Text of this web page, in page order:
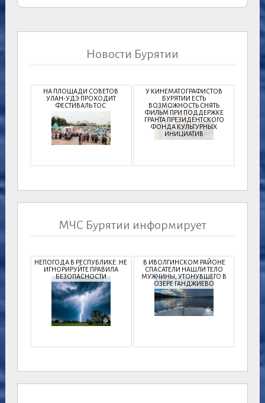
Новости Бурятии
НА ПЛОЩАДИ СОВЕТОВ
УЛАН-УДЭ ПРОХОДИТ
ФЕСТИВАЛЬ ТОС
У КИНЕМАТОГРАФИСТОВ
БУРЯТИИ ЕСТЬ
ВОЗМОЖНОСТЬ СНЯТЬ
ФИЛЬМ ПРИ ПОДДЕРЖКЕ
ГРАНТА ПРЕЗИДЕНТСКОГО
ФОНДА КУЛЬТУРНЫХ
ИНИЦИАТИВ
МЧС Бурятии информирует
НЕПОГОДА В РЕСПУБЛИКЕ: НЕ
ИГНОРИРУЙТЕ ПРАВИЛА
БЕЗОПАСНОСТИ
В ИВОЛГИНСКОМ РАЙОНЕ
СПАСАТЕЛИ НАШЛИ ТЕЛО
МУЖЧИНЫ, УТОНУВШЕГО В
ОЗЕРЕ ГАНДЖИЕВО